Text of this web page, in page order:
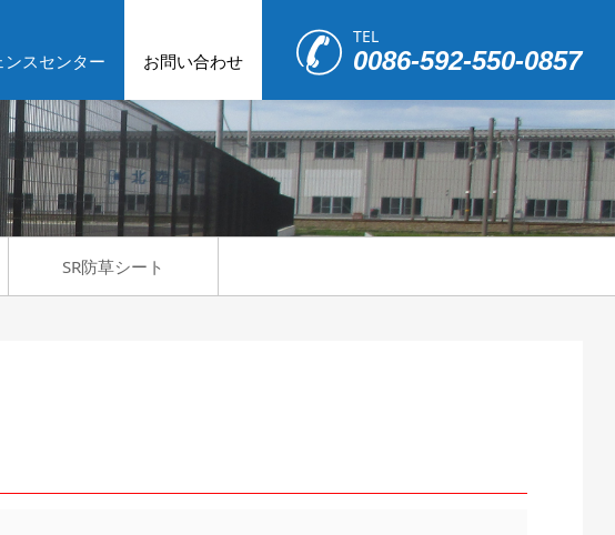
TEL
0086-592-550-0857
ンスセンター お問い合わせ
SR防草シート